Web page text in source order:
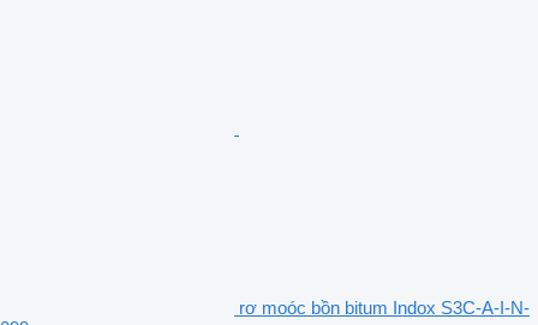
rơ moóc bồn bitum Indox S3C-A-I-N-